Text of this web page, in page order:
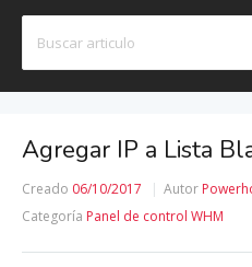
Agregar IP a Lista
Creado 06/10/2017 Autor
Categoría Panel de control WHM